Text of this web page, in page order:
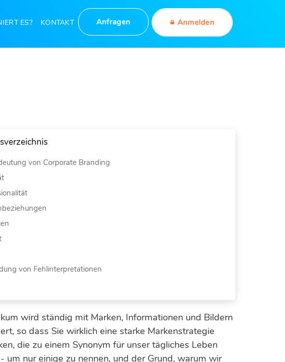
ES? KONTAKT Anfragen Anmelden
von Corporate Branding
von Fehlinterpretationen
wird ständig mit Marken, Informationen und Bildern
so dass Sie wirklich eine starke Markenstrategie
die zu einem Synonym für unser tägliches Leben
um nur einige zu nennen, und der Grund, warum wir